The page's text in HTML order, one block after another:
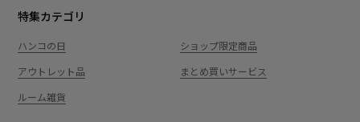
特集カテゴリ
ハンコの日
ショップ限定商品
アウトレット品
まとめ買いサービス
ルーム雑貨